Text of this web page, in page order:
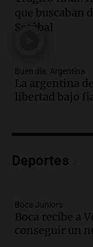
Audio.
mientras
en San Luis
Audio.
abuso
diciembre
convocan
Audio.
Novalí
que buscaban
Setúbal
Buen día, Argentina
La argentina
libertad bajo
Deportes
Boca Juniors
Boca recibe a
conseguir un